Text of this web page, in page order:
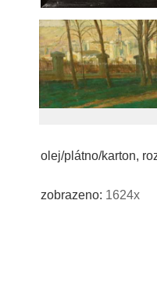
olej/plátno/karton,
zobrazeno: 1624x